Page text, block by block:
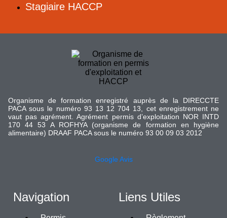
Stagiaire HACCP
Organisme de formation enregistré auprès de la DIRECCTE
PACA sous le numéro 93 13 12 704 13, cet enregistrement ne
vaut pas agrément. Agrément permis d’exploitation NOR INTD
170 44 53 A ROFHYA (organisme de formation en hygiène
alimentaire) DRAAF PACA sous le numéro 93 00 09 03 2012
Google Avis
Navigation Liens Utiles